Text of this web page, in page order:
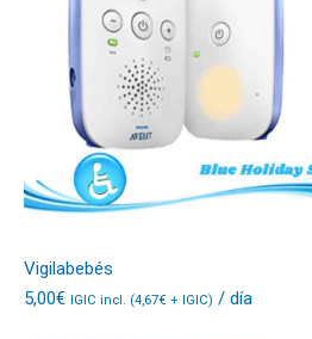
Vigilabebés
5,00€ IGIC incl. (4,67€ + IGIC) / día